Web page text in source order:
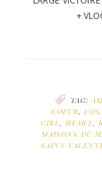
+
TAG:
COEUR,
GIRL, HEART,
MAISONS DU
SAINT